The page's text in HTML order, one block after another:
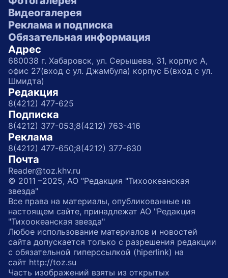
Видеогалерея
Реклама и подписка
Обязательная информация
Адрес
680038 г. Хабаровск, ул. Серышева, 31, корпус А,
офис 27(вход с ул. Джамбула) корпус Б(вход с ул.
Шмидта)
Редакция
8(4212) 477-625
Подписка
8(4212) 377-053;8(4212) 763-416
Реклама
8(4212) 477-650;8(4212) 377-630
Почта
Reader@toz.khv.ru
© 2011 –2025, АО "Редакция "Тихоокеанская
звезда"
Все права на материалы, опубликованные на
настоящем сайте, принадлежат АО "Редакция
"Тихоокеанская звезда"
Любое использование материалов и новостей
сайта допускается только с разрешения редакции
с обязательной гиперссылкой (hiperlink) на
сайт http://toz.su
Часть изображений взяты из открытых